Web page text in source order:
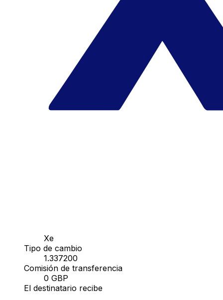
Xe
Tipo de cambio
1.337200
Comisión de transferencia
0 GBP
El destinatario recibe